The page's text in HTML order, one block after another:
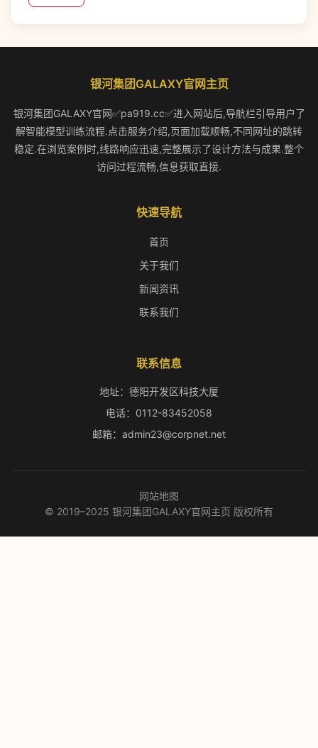
银河集团GALAXY官网主页
银河集团GALAXY官网✅pa919.cc✅进入网站后,导航栏引导用户了
解智能模型训练流程.点击服务介绍,页面加载顺畅,不同网址的跳转
稳定.在浏览案例时,线路响应迅速,完整展示了设计方法与成果.整个
访问过程流畅,信息获取直接.
快速导航
首页
关于我们
新闻资讯
联系我们
联系信息
地址：德阳开发区科技大厦
电话：0112-83452058
邮箱：admin23@corpnet.net
网站地图
© 2019–2025 银河集团GALAXY官网主页 版权所有